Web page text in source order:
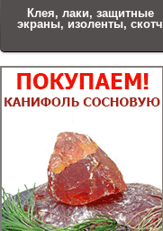
Клея, лаки, защитные
экраны, изоленты, скотч